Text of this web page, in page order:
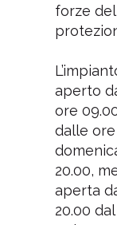
forze
aperto
ore
dalle
20.00,
aperta
20.00